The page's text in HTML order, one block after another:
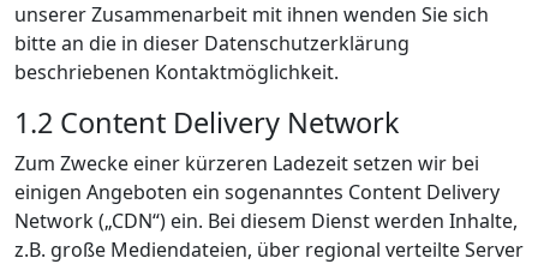
unserer Zusammenarbeit mit ihnen wenden Sie sich
bitte an die in dieser Datenschutzerklärung
beschriebenen Kontaktmöglichkeit.
1.2 Content Delivery Network
Zum Zwecke einer kürzeren Ladezeit setzen wir bei
einigen Angeboten ein sogenanntes Content Delivery
Network („CDN“) ein. Bei diesem Dienst werden Inhalte,
z.B. große Mediendateien, über regional verteilte Server